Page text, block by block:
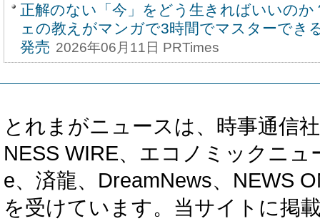
正解のない「今」をどう生きればいいの
ェの教えがマンガで3時間でマスターでき
発売 2026年06月11日 PRTimes
とれまがニュースは、時事通信
NESS WIRE、エコノミックニ
e、済龍、DreamNews、NEWS
を受けています。当サイトに掲